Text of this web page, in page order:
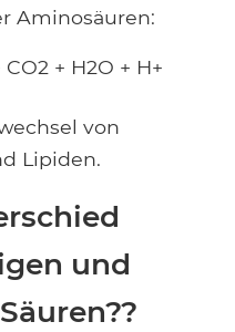
Aminosäuren:
+ H2O + H+
von
Lipiden.
und